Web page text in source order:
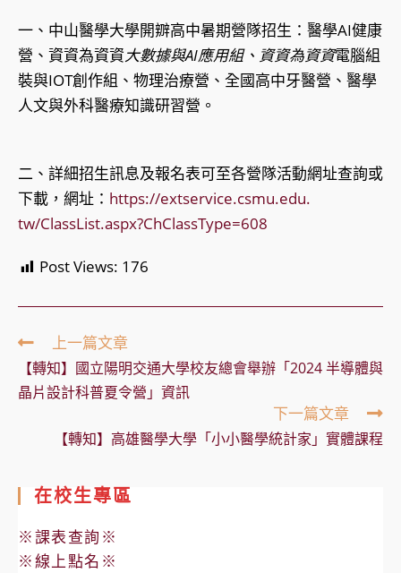
一、中山醫學大學開辧高中暑期營隊招生：醫學AI健康
營、資資為資資大數據與AI應用組、資資為資資電腦組
裝與IOT創作組、物理治療營、全國高中牙醫營、醫學
人文與外科醫療知識研習營。
二、詳細招生訊息及報名表可至各營隊活動網址查詢或
下載，網址： https://extservice.csmu.edu.
tw/ClassList.aspx?ChClassType=608
Post Views: 176
Read
more
articles
上一篇文章
【轉知】國立陽明交通大學校友總會舉辦「2024 半導體與
晶片設計科普夏令營」資訊
下一篇文章
【轉知】高雄醫學大學「小小醫學統計家」實體課程
在校生專區
※課表查詢※
※線上點名※